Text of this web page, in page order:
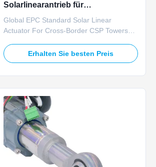
Solarlinearantrieb für
grenzüberschreitende CSP-Türme
Global EPC Standard Solar Linear
Actuator For Cross-Border CSP Towers
solar linear actuator meets unified
international construction standards for
Erhalten Sie besten Preis